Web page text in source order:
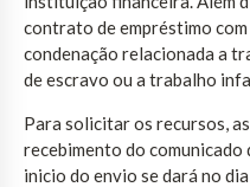
contrato de empréstimo com
condenação relacionada a
de escravo ou a trabalho
Para solicitar os recursos,
recebimento do comunicado
inicio do envio se dará no